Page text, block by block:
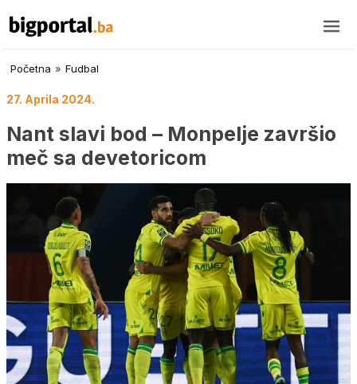
Početna » Fudbal
27. Aprila 2024.
Nant slavi bod – Monpelje završio
meč sa devetoricom